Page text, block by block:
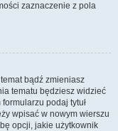
zaznaczenie z pola
bądź zmieniasz
tematu będziesz widzieć
podaj tytuł
wpisać w nowym wierszu
opcji, jakie użytkownik